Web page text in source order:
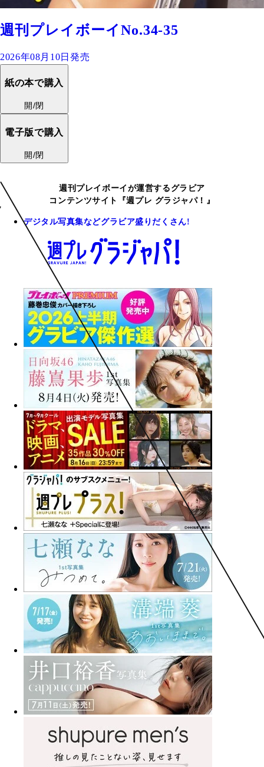
週刊プレイボーイNo.34-35
2026年08月10日発売
紙の本で購入
開/閉
電子版で購入
開/閉
週刊プレイボーイが運営するグラビア
コンテンツサイト『週プレ グラジャパ！』
デジタル写真集などグラビア盛りだくさん!